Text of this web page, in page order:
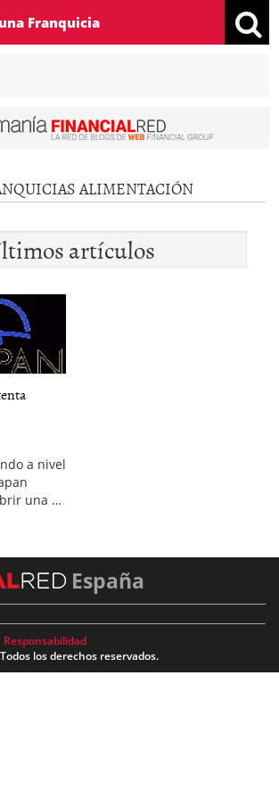
Franquicia
ALIMENTACIÓN
artículos
a nivel
una …
España
Responsabilidad
los derechos reservados.